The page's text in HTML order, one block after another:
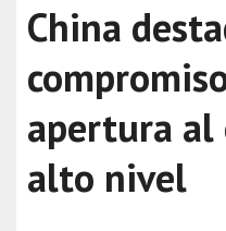
China
apertura
alto nivel